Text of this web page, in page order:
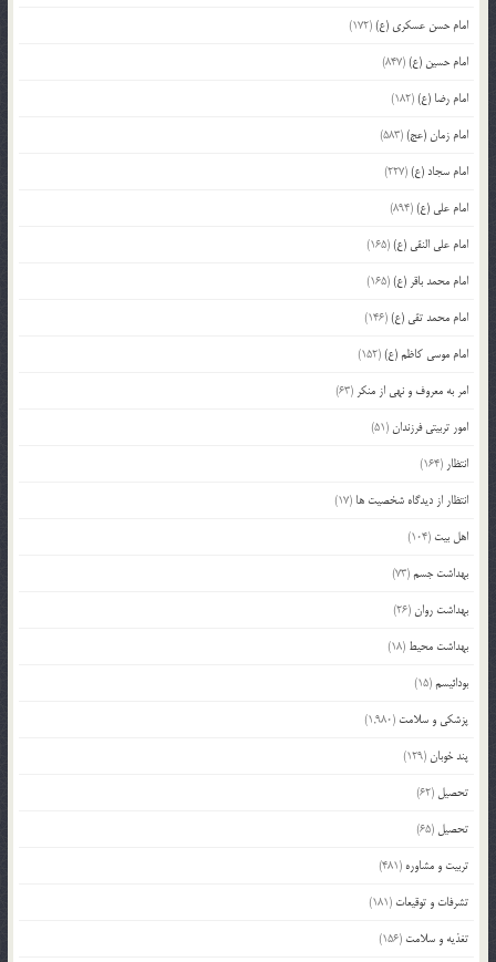
امام حسن عسکری (ع)(172)
امام حسین (ع)(847)
امام رضا (ع)(182)
امام زمان (عج)(583)
امام سجاد (ع)(227)
امام علی (ع)(894)
امام علی النقی (ع)(165)
امام محمد باقر (ع)(165)
امام محمد تقی (ع)(146)
امام موسی کاظم (ع)(152)
امر به معروف و نهی از منکر (63)
امور تربیتی فرزندان(51)
انتظار (164)
انتظار از دیدگاه شخصیت ها (17)
اهل بیت (104)
بهداشت جسم(73)
بهداشت روان(26)
بهداشت محیط (18)
بودائیسم(15)
پزشکی و سلامت (1,980)
پند خوبان(129)
تحصیل (62)
تحصیل (65)
تربیت و مشاوره (481)
تشرفات و توقیعات (181)
تغذیه و سلامت (156)